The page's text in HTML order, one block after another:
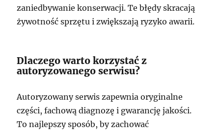
zaniedbywanie konserwacji. Te błędy skracają
żywotność sprzętu i zwiększają ryzyko awarii.
Dlaczego warto korzystać z
autoryzowanego serwisu?
Autoryzowany serwis zapewnia oryginalne
części, fachową diagnozę i gwarancję jakości.
To najlepszy sposób, by zachować